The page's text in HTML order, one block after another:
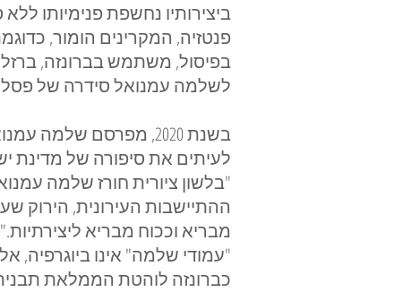
ביצירותיו נחשפת פנימיותו
פנטזיה, המקרינים הומור,
בפיסול, משתמש בברונזה, ברזל,
לשלמה עמנואל סידרה של פסלי
בשנת 2020, מפרסם
לעיתים את סיפורה של מדינת
"בלשון ציורית חורז שלמה
ההתיישבות העירונית, הירוק
מבריא וככוח מבריא ליצירתיות."
"עמודי שלמה" אינו ביוגרפיה,
כברונזה לוהטת הממלאת